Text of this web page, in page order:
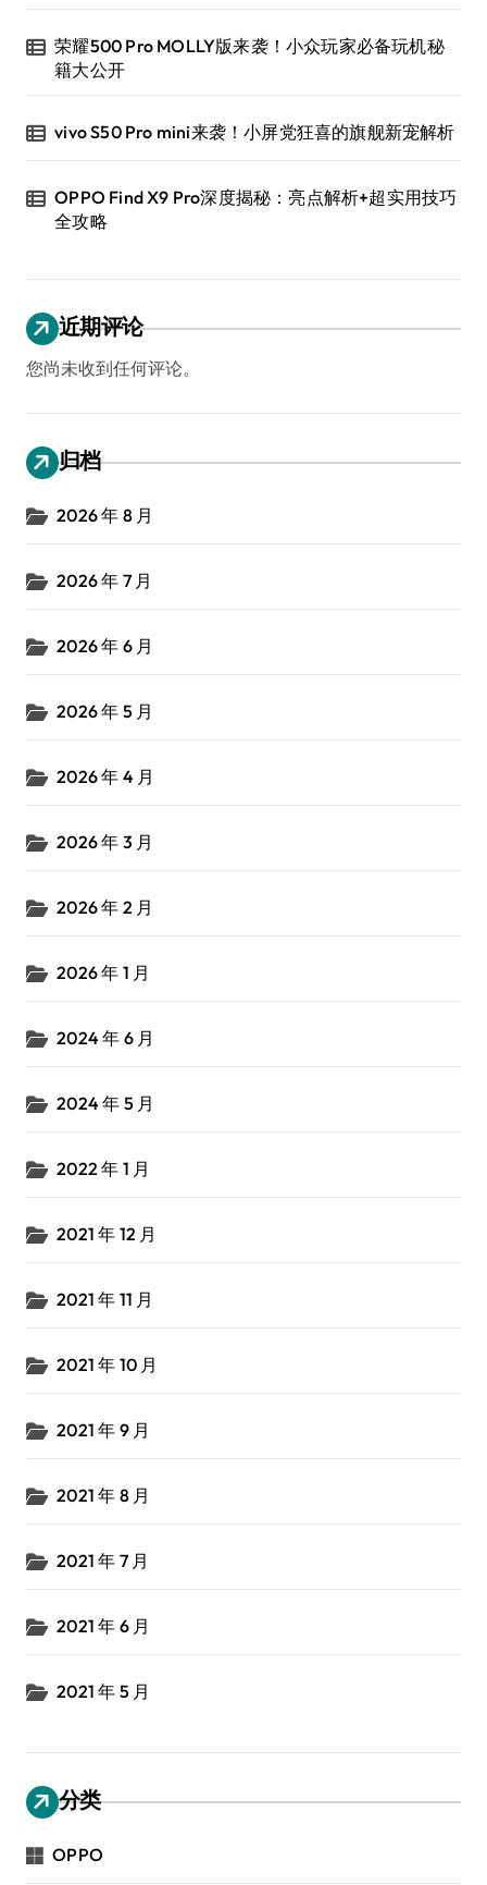
荣耀500 Pro MOLLY版来袭！小众玩家必备玩机秘
籍大公开
vivo S50 Pro mini来袭！小屏党狂喜的旗舰新宠解析
OPPO Find X9 Pro深度揭秘：亮点解析+超实用技巧
全攻略
近期评论
您尚未收到任何评论。
归档
2026 年 8 月
2026 年 7 月
2026 年 6 月
2026 年 5 月
2026 年 4 月
2026 年 3 月
2026 年 2 月
2026 年 1 月
2024 年 6 月
2024 年 5 月
2022 年 1 月
2021 年 12 月
2021 年 11 月
2021 年 10 月
2021 年 9 月
2021 年 8 月
2021 年 7 月
2021 年 6 月
2021 年 5 月
分类
OPPO